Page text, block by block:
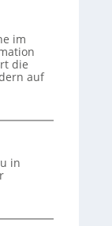
im
die
auf
in